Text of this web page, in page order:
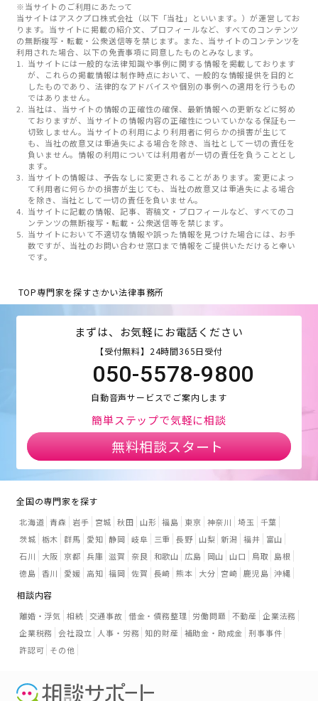
※当サイトのご利用にあたって
当サイトはアスクプロ株式会社（以下「当社」といいます。）が運営してお
ります。当サイトに掲載の紹介文、プロフィールなど、すべてのコンテンツ
の無断複写・転載・公衆送信等を禁じます。また、当サイトのコンテンツを
利用された場合、以下の免責事項に同意したものとみなします。
当サイトには一般的な法律知識や事例に関する情報を掲載しております
が、これらの掲載情報は制作時点において、一般的な情報提供を目的と
したものであり、法律的なアドバイスや個別の事例への適用を行うもの
ではありません。
当社は、当サイトの情報の正確性の確保、最新情報への更新などに努め
ておりますが、当サイトの情報内容の正確性についていかなる保証も一
切致しません。当サイトの利用により利用者に何らかの損害が生じて
も、当社の故意又は重過失による場合を除き、当社として一切の責任を
負いません。情報の利用については利用者が一切の責任を負うこととし
ます。
当サイトの情報は、予告なしに変更されることがあります。変更によっ
て利用者に何らかの損害が生じても、当社の故意又は重過失による場合
を除き、当社として一切の責任を負いません。
当サイトに記載の情報、記事、寄稿文・プロフィールなど、すべてのコ
ンテンツの無断複写・転載・公衆送信等を禁じます。
当サイトにおいて不適切な情報や誤った情報を見つけた場合には、お手
数ですが、当社のお問い合わせ窓口まで情報をご提供いただけると幸い
です。
TOP専門家を探すさかい法律事務所
まずは、お気軽にお電話ください
【受付無料】24時間365日受付
050-5578-9800
自動音声サービスでご案内します
簡単ステップで気軽に相談
無料相談スタート
全国の専門家を探す
北海道 青森 岩手 宮城 秋田 山形 福島 東京 神奈川 埼玉
千葉
茨城 栃木 群馬 愛知 静岡 岐阜 三重 長野 山梨 新潟 福井
富山
石川
大阪 京都 兵庫 滋賀 奈良 和歌山 広島 岡山 山口 鳥取
島根
徳島 香川 愛媛 高知 福岡 佐賀 長崎 熊本 大分 宮崎 鹿児島 沖縄
相談内容
離婚・浮気 相続 交通事故 借金・債務整理 労働問題 不動産 企業法務
企業税務 会社設立 人事・労務 知的財産 補助金・助成金 刑事事件
許認可 その他